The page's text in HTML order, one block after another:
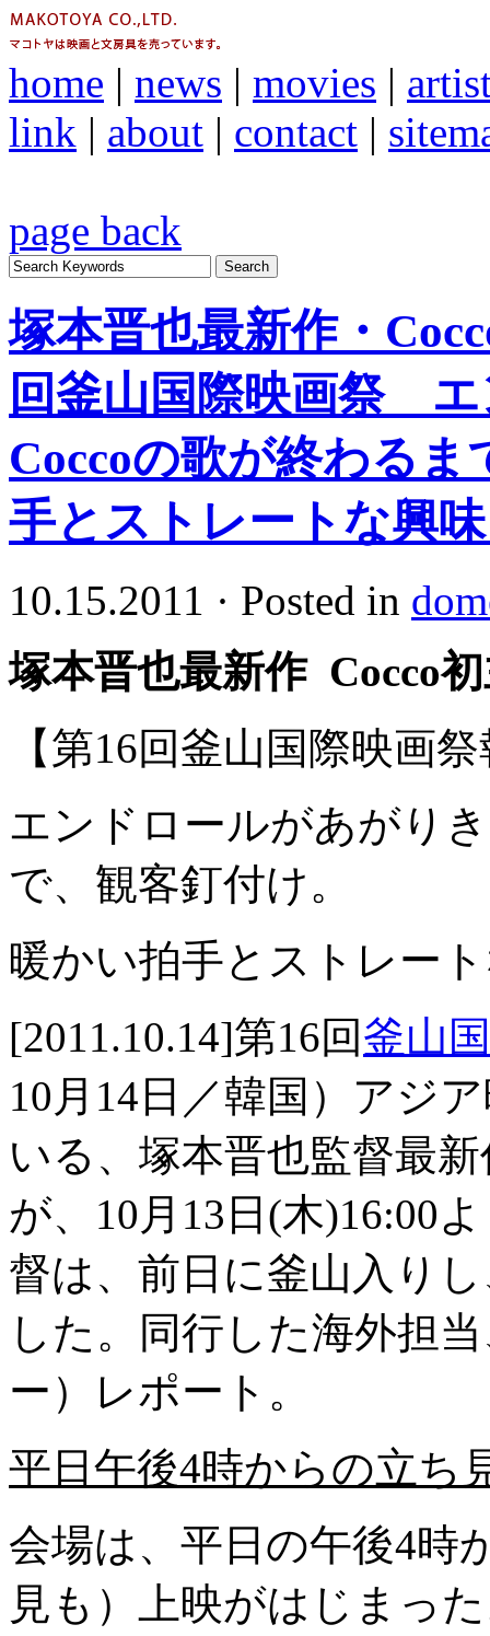
home | news | movies |
link | about | contact |
page back
塚本晋也最新作・
回釜山国際映画祭
Coccoの歌が終わる
手とストレートな興
10.15.2011 · Posted in
塚本晋也最新作 Cocco
【第16回釜山国際映画
エンドロールがあがり
で、観客釘付け。
暖かい拍手とストレー
[2011.10.14]第16回釜山
10月14日／韓国）アジ
いる、塚本晋也監督最新
が、10月13日(木)16:00
督は、前日に釜山入り
した。同行した海外担
ー）レポート。
平日午後4時からの立ち
会場は、平日の午後4時
見も）上映がはじまっ